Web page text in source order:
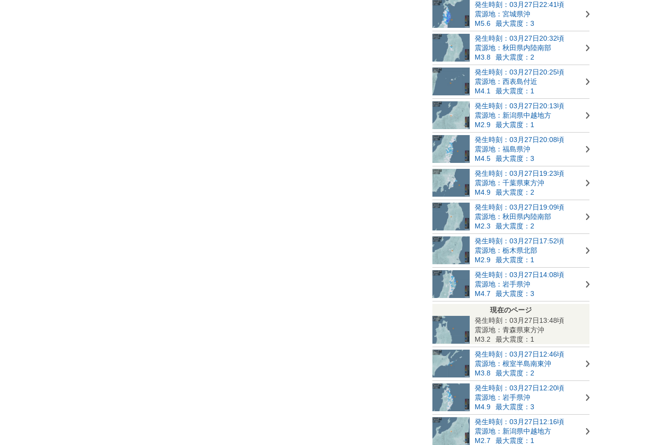
発生時刻：03月27日22:41頃
震源地：宮城県沖
M5.6
最大震度：3
発生時刻：03月27日20:32頃
震源地：秋田県内陸南部
M3.8
最大震度：2
発生時刻：03月27日20:25頃
震源地：西表島付近
M4.1
最大震度：1
発生時刻：03月27日20:13頃
震源地：新潟県中越地方
M2.9
最大震度：1
発生時刻：03月27日20:08頃
震源地：福島県沖
M4.5
最大震度：3
発生時刻：03月27日19:23頃
震源地：千葉県東方沖
M4.9
最大震度：2
発生時刻：03月27日19:09頃
震源地：秋田県内陸南部
M2.3
最大震度：2
発生時刻：03月27日17:52頃
震源地：栃木県北部
M2.9
最大震度：1
発生時刻：03月27日14:08頃
震源地：岩手県沖
M4.7
最大震度：3
現在のページ
発生時刻：03月27日13:48頃
震源地：青森県東方沖
M3.2
最大震度：1
発生時刻：03月27日12:46頃
震源地：根室半島南東沖
M3.8
最大震度：2
発生時刻：03月27日12:20頃
震源地：岩手県沖
M4.9
最大震度：3
発生時刻：03月27日12:16頃
震源地：新潟県中越地方
M2.7
最大震度：1